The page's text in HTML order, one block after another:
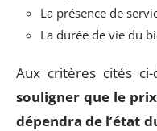
La présence de
La durée de vie du
Aux critères cités ci-
souligner que le
dépendra de l’état